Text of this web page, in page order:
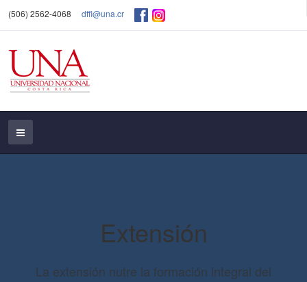
(506) 2562-4068 dffl@una.cr
Extensión
La extensión nutre la formación integral del